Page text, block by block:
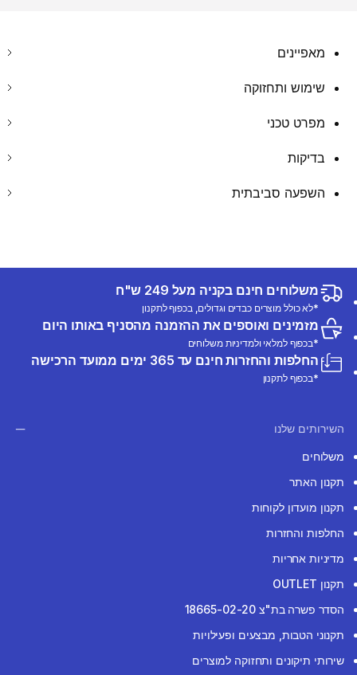
מאפיינים
שימוש ותחזוקה
מפרט טכני
בדיקות
השפעה סביבתית
משלוחים חינם בקניה מעל 249 ש"ח
*לא כולל מוצרים כבדים וגדולים, בכפוף לתקנון
מזמינים ואוספים את ההזמנה מהסניף באותו היום
*בכפוף למלאי ולמדיניות משלוחים
החלפות והחזרות חינם עד 365 ימים ממועד הרכישה
*בכפוף לתקנון
השירותים שלנו
משלוחים
תקנון האתר
תקנון מועדון לקוחות
החלפות והחזרות
מדיניות אחריות
תקנון OUTLET
הסדר פשרה בת"צ 18665-02-20
תקנוני הטבות, מבצעים ופעילויות
שירותי תיקונים ותחזוקה למוצרים